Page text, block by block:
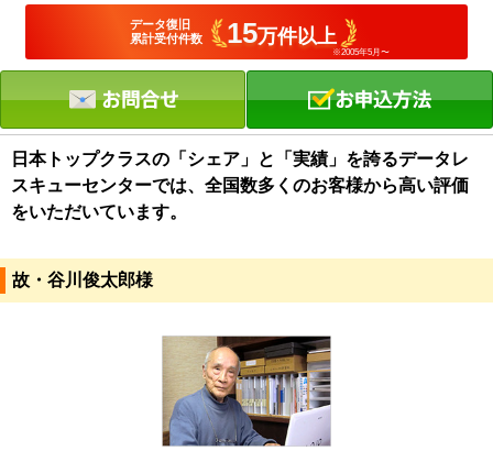
データ復旧
累計受付件数
15万件以上
※2005年5月〜
日本トップクラスの「シェア」と「実績」を誇るデータレ
スキューセンターでは、全国数多くのお客様から高い評価
をいただいています。
故・谷川俊太郎様
初めてのお客さまへ
サービスの流れ
データレスキューセンターの特徴
データ復旧料金
データ復旧事例
対応メディア
よくあるご質問
データ復旧特集
データ復旧のウソ？ホント？